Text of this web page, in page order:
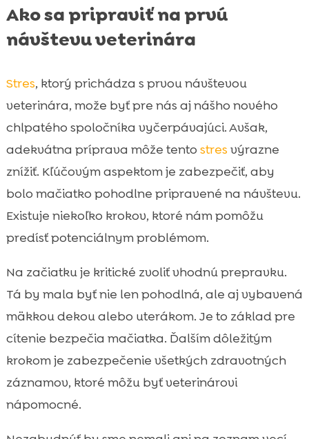
Ako sa pripraviť na prvú
návštevu veterinára
Stres, ktorý prichádza s prvou návštevou
veterinára, može byť pre nás aj nášho nového
chlpatého spoločníka vyčerpávajúci. Avšak,
adekvátna príprava môže tento stres výrazne
znížiť. Kľúčovým aspektom je zabezpečiť, aby
bolo mačiatko pohodlne pripravené na návštevu.
Existuje niekoľko krokov, ktoré nám pomôžu
predísť potenciálnym problémom.
Na začiatku je kritické zvoliť vhodnú prepravku.
Tá by mala byť nie len pohodlná, ale aj vybavená
mäkkou dekou alebo uterákom. Je to základ pre
cítenie bezpečia mačiatka. Ďalším dôležitým
krokom je zabezpečenie všetkých zdravotných
záznamov, ktoré môžu byť veterinárovi
nápomocné.